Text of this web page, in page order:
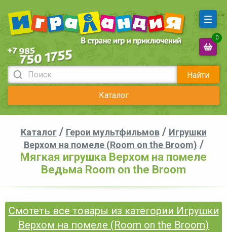
Найти
Каталог
0
Каталог/ Герои мультфильмов/ Игрушки
Верхом на помеле (Room on the Broom) /
Мягкая игрушка Верхом на помеле
Ведьма Room on the Broom
Смотеть все товары из категории Игрушки
Верхом на помеле (Room on the Broom)